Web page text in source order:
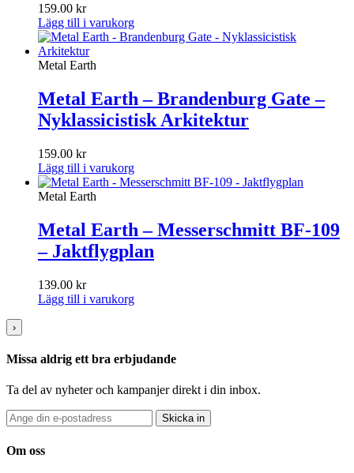
159.00 kr
Lägg till i varukorg
Metal Earth
Metal Earth – Brandenburg Gate –
Nyklassicistisk Arkitektur
159.00 kr
Lägg till i varukorg
Metal Earth
Metal Earth – Messerschmitt BF-109
– Jaktflygplan
139.00 kr
Lägg till i varukorg
›
Missa aldrig ett bra erbjudande
Ta del av nyheter och kampanjer direkt i din inbox.
Skicka in
Om oss